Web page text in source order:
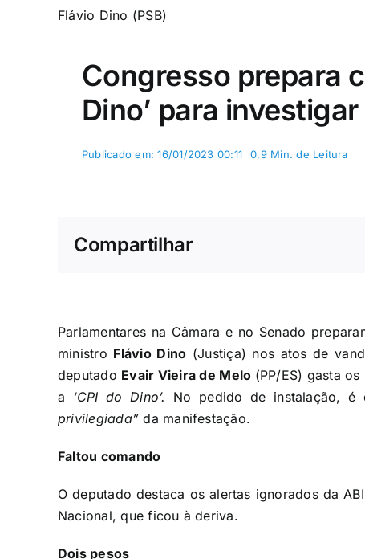
Flávio Dino (PSB)
Congresso prepara
Dino’ para
Publicado em: 16/01/2023 00:11 0,9 Min. de Leitura
Compartilhar
Parlamentares na Câmara e no Senado
ministro Flávio Dino (Justiça) nos atos de
deputado Evair Vieira de Melo (PP/ES) gasta
a ‘CPI do Dino’. No pedido de instalação, é
privilegiada” da manifestação.
Faltou comando
O deputado destaca os alertas ignorados da
Nacional, que ficou à deriva.
Dois pesos